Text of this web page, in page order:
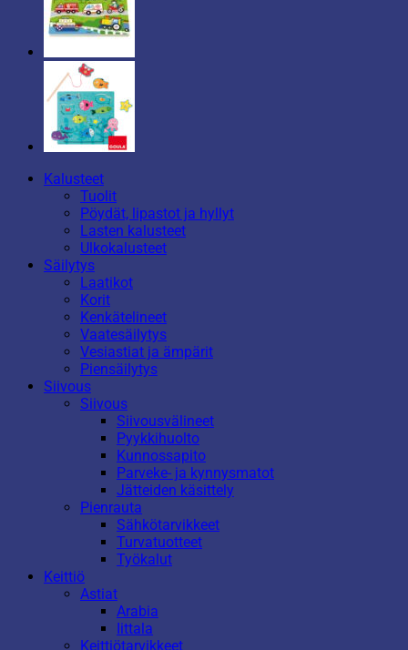
Kalusteet
Tuolit
Pöydät, lipastot ja hyllyt
Lasten kalusteet
Ulkokalusteet
Säilytys
Laatikot
Korit
Kenkätelineet
Vaatesäilytys
Vesiastiat ja ämpärit
Piensäilytys
Siivous
Siivous
Siivousvälineet
Pyykkihuolto
Kunnossapito
Parveke- ja kynnysmatot
Jätteiden käsittely
Pienrauta
Sähkötarvikkeet
Turvatuotteet
Työkalut
Keittiö
Astiat
Arabia
Iittala
Keittiötarvikkeet